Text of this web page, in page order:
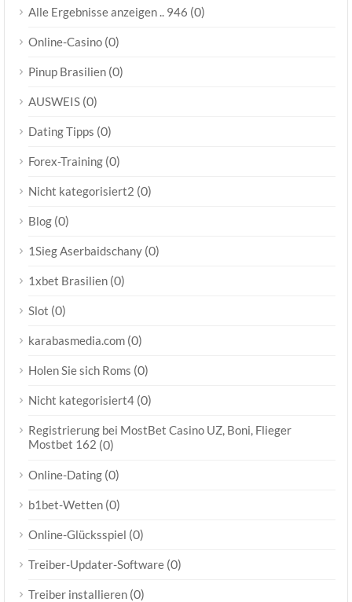
Alle Ergebnisse anzeigen .. 946 (0)
Online-Casino (0)
Pinup Brasilien (0)
AUSWEIS (0)
Dating Tipps (0)
Forex-Training (0)
Nicht kategorisiert2 (0)
Blog (0)
1Sieg Aserbaidschany (0)
1xbet Brasilien (0)
Slot (0)
karabasmedia.com (0)
Holen Sie sich Roms (0)
Nicht kategorisiert4 (0)
Registrierung bei MostBet Casino UZ, Boni, Flieger
Mostbet 162 (0)
Online-Dating (0)
b1bet-Wetten (0)
Online-Glücksspiel (0)
Treiber-Updater-Software (0)
Treiber installieren (0)